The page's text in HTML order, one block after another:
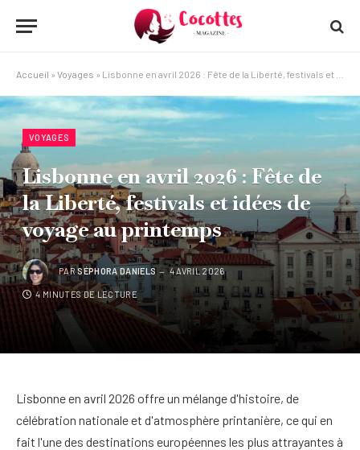
Accueil » Voyages » Lisbonne en avril 2026 : Fête de la Liberté, festivals et idées de voyage au printemps
VOYAGES
Lisbonne en avril 2026 : Fête de
la Liberté, festivals et idées de
voyage au printemps
PARSÉPHORA DANIELS 4 AVRIL 2026
4 MINUTES DE LECTURE
Lisbonne en avril 2026 offre un mélange d'histoire, de
célébration nationale et d'atmosphère printanière, ce qui en
fait l'une des destinations européennes les plus attrayantes à